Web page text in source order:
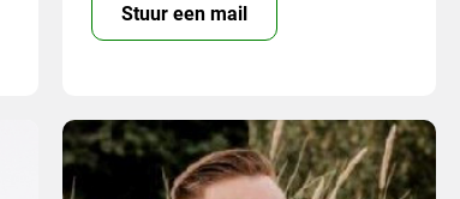
Stuur een mail